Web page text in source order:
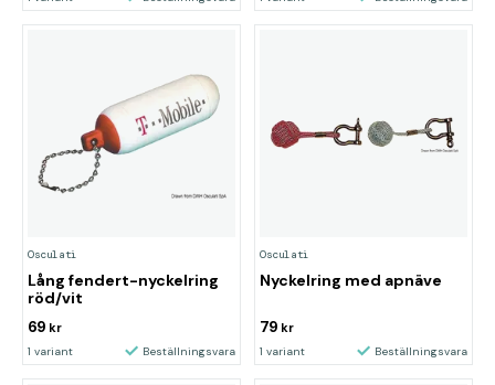
Osculati
Lång fendert-nyckelring
röd/vit
69 kr
1 variant Beställningsvara
Osculati
Nyckelring med apnäve
79 kr
1 variant Beställningsvara